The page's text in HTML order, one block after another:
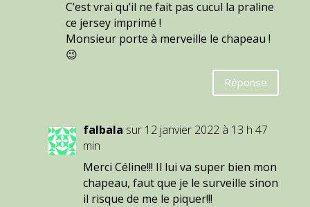
C’est vrai qu’il ne fait pas cucul la praline
ce jersey imprimé !
Monsieur porte à merveille le chapeau !
😉
Réponse
falbala sur 12 janvier 2022 à 13 h 47
min
Merci Céline!!! Il lui va super bien mon
chapeau, faut que je le surveille sinon
il risque de me le piquer!!!